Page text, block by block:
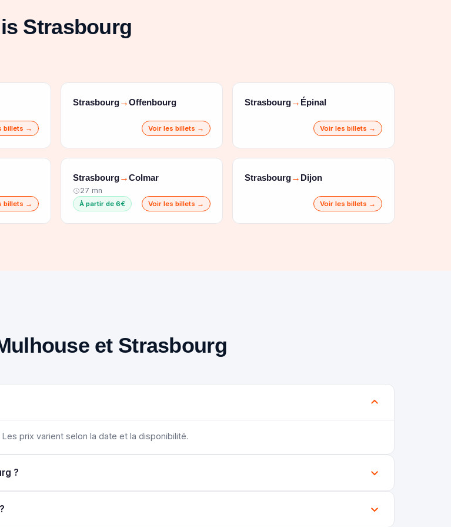
Strasbourg
billets →
Strasbourg→Offenbourg
Voir les billets →
Strasbourg→ Épinal
Voir les billets →
billets →
Strasbourg→Colmar
27 mn
À partir de 6€ Voir les billets →
Strasbourg→ Dijon
Voir les billets →
et Strasbourg
prix varient selon la date et la disponibilité.
?